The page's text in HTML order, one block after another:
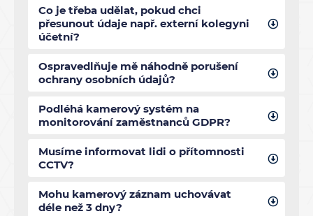
Co je třeba udělat, pokud chci
přesunout údaje např. externí kolegyni
účetní?
Ospravedlňuje mě náhodně porušení
ochrany osobních údajů?
Podléhá kamerový systém na
monitorování zaměstnanců GDPR?
Musíme informovat lidi o přítomnosti
CCTV?
Mohu kamerový záznam uchovávat
déle než 3 dny?